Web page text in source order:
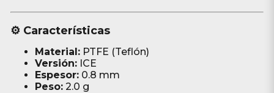
⚙️ Características
Material:PTFE (Teflón)
Versión:ICE
Espesor:0.8 mm
Peso:2.0 g